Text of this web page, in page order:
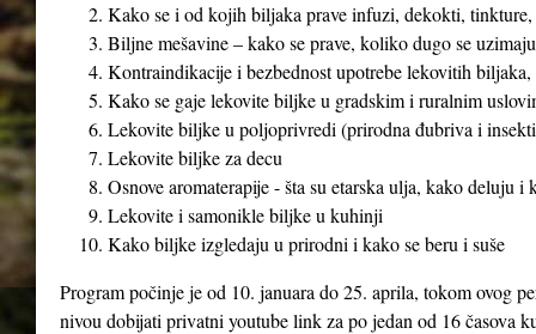
Kako se i od kojih biljaka prave infuzi, dekokti,
Biljne mešavine – kako se prave, koliko dugo se uzimaju
Kontraindikacije i bezbednost upotrebe lekovitih
Kako se gaje lekovite biljke u gradskim i ruralnim
Lekovite biljke u poljoprivredi (prirodna đubriva i
Lekovite biljke za decu
Osnove aromaterapije - šta su etarska ulja, kako deluju
Lekovite i samonikle biljke u kuhinji
Kako biljke izgledaju u prirodni i kako se beru i suše
Program počinje je od 10. januara do 25. aprila, tokom ovog
nivou dobijati privatni youtube link za po jedan od 16 časova